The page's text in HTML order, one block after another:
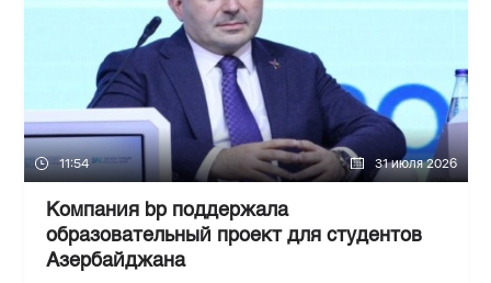
11:54 31 июля 2026
Компания bp поддержала
образовательный проект для студентов
Азербайджана